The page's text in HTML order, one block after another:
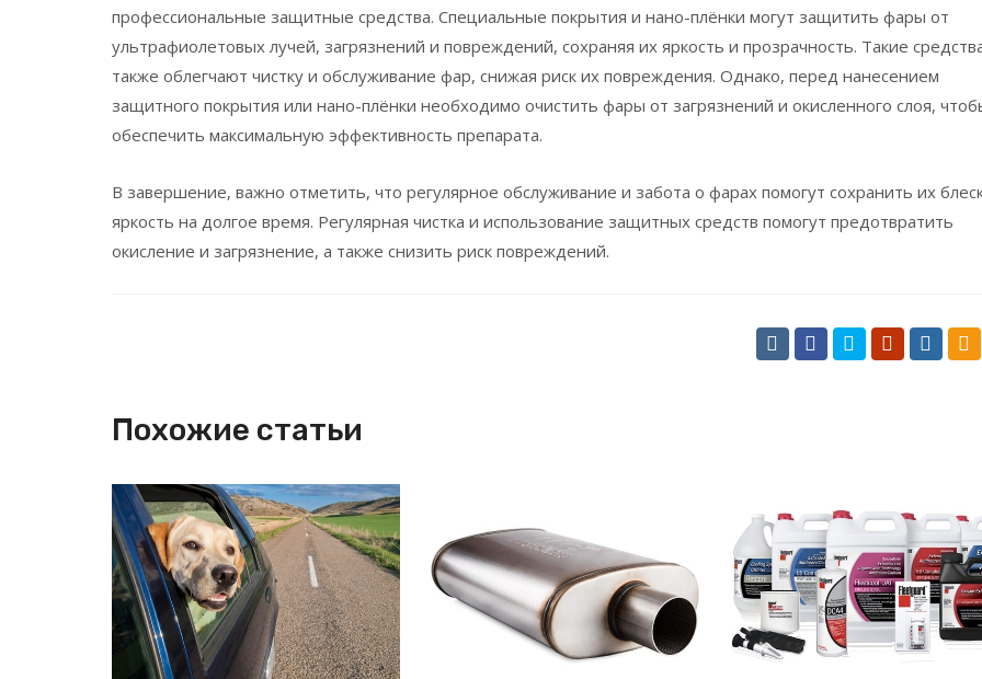
профессиональные защитные средства. Специальные покрытия и нано-плёнки могут защитить фары от
ультрафиолетовых лучей, загрязнений и повреждений, сохраняя их яркость и прозрачность. Такие
также облегчают чистку и обслуживание фар, снижая риск их повреждения. Однако, перед нанесением
защитного покрытия или нано-плёнки необходимо очистить фары от загрязнений и окисленного слоя,
обеспечить максимальную эффективность препарата.
В завершение, важно отметить, что регулярное обслуживание и забота о фарах помогут сохранить их
яркость на долгое время. Регулярная чистка и использование защитных средств помогут предотвратить
окисление и загрязнение, а также снизить риск повреждений.
Похожие статьи